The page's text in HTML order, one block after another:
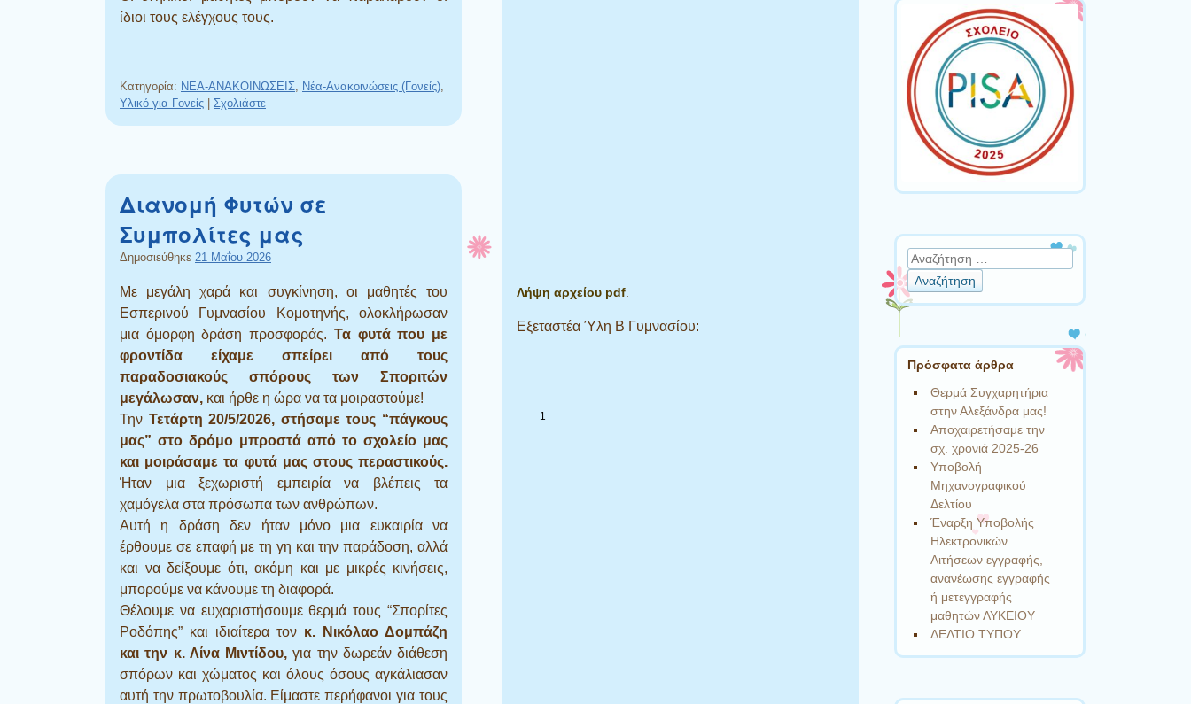
ίδιοι τους ελέγχους τους.
Κατηγορία: NEA-ΑΝΑΚΟΙΝΩΣΕΙΣ Νέα-Ανακοινώσεις (Γονείς)
Υλικό για Γονείς
Σχολιάστε
Λήψη αρχείου pdf
Εξεταστέα Ύλη Β Γυμνασίου:
Διανομή Φυτών σε
Συμπολίτες μας
Δημοσιεύθηκε 21 Μαΐου 2026
Με μεγάλη χαρά και συγκίνηση, οι μαθητές του
Εσπερινού Γυμνασίου Κομοτηνής, ολοκλήρωσαν
μια όμορφη δράση προσφοράς. Τα φυτά που με
φροντίδα είχαμε σπείρει από τους
παραδοσιακούς σπόρους των Σποριτών
μεγάλωσαν, και ήρθε η ώρα να τα μοιραστούμε!
Την Τετάρτη 20/5/2026, στήσαμε τους “πάγκους
μας” στο δρόμο μπροστά από το σχολείο μας
και μοιράσαμε τα φυτά μας στους περαστικούς.
Ήταν μια ξεχωριστή εμπειρία να βλέπεις τα
χαμόγελα στα πρόσωπα των ανθρώπων.
Αυτή η δράση δεν ήταν μόνο μια ευκαιρία να
έρθουμε σε επαφή με τη γη και την παράδοση, αλλά
και να δείξουμε ότι, ακόμη και με μικρές κινήσεις,
μπορούμε να κάνουμε τη διαφορά.
Θέλουμε να ευχαριστήσουμε θερμά τους “Σπορίτες
Ροδόπης” και ιδιαίτερα τον κ. Νικόλαο Δομπάζη
και την κ. Λίνα Μιντίδου,για την δωρεάν διάθεση
σπόρων και χώματος και όλους όσους αγκάλιασαν
αυτή την πρωτοβουλία. Είμαστε περήφανοι για τους
Αναζήτηση
Πρόσφατα άρθρα
Θερμά Συγχαρητήρια
στην Αλεξάνδρα μας!
Αποχαιρετήσαμε την
σχ. χρονιά 2025-26
Υποβολή
Μηχανογραφικού
Δελτίου
Έναρξη Υποβολής
Ηλεκτρονικών
Αιτήσεων εγγραφής,
ανανέωσης εγγραφής
ή μετεγγραφής
μαθητών ΛΥΚΕΙΟΥ
ΔΕΛΤΙΟ ΤΥΠΟΥ